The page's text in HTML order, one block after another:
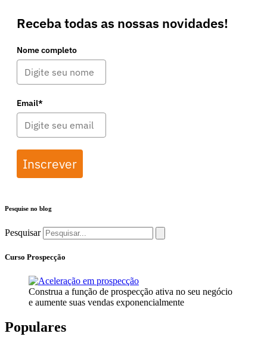
Receba todas as nossas novidades!
Nome completo
Email*
Inscrever
Pesquise no blog
Pesquisar
Curso Prospecção
Construa a função de prospecção ativa no seu negócio
e aumente suas vendas exponencialmente
Populares